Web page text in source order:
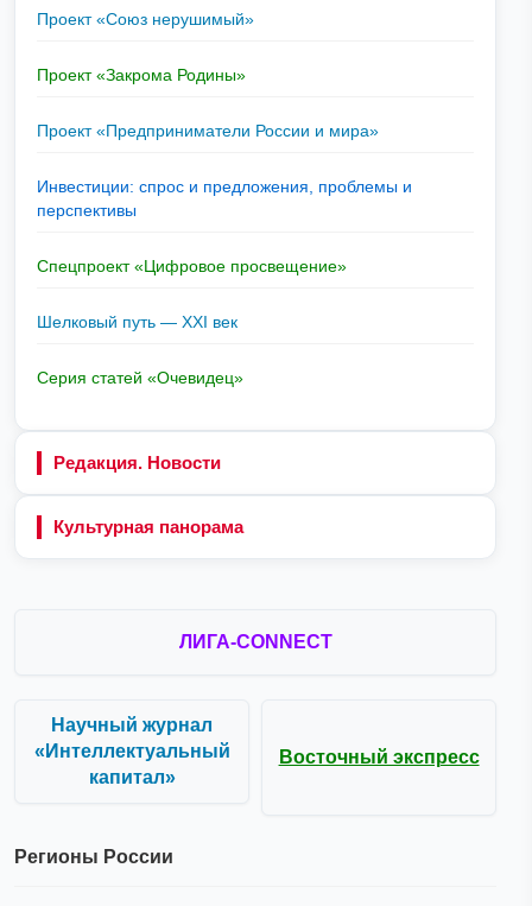
Проект «Союз нерушимый»
Проект «Закрома Родины»
Проект «Предприниматели России и мира»
Инвестиции: спрос и предложения, проблемы и
перспективы
Спецпроект «Цифровое просвещение»
Шелковый путь — XXI век
Серия статей «Очевидец»
Редакция. Новости
Культурная панорама
ЛИГА-CONNECT
Научный журнал
«Интеллектуальный
капитал»
Восточный экспресс
Регионы России